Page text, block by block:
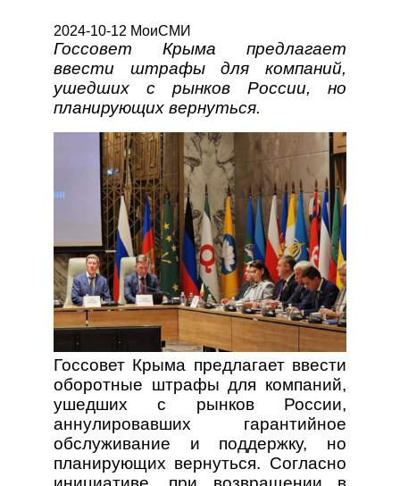
2024-10-12 МоиСМИ
Госсовет Крыма предлагает
ввести штрафы для компаний,
ушедших с рынков России, но
планирующих вернуться.
Госсовет Крыма предлагает ввести
оборотные штрафы для компаний,
ушедших с рынков России,
аннулировавших гарантийное
обслуживание и поддержку, но
планирующих вернуться. Согласно